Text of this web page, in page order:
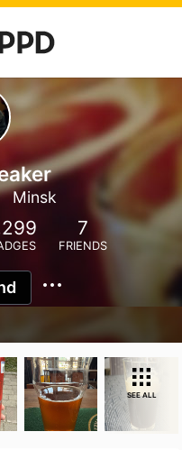
Minsk
7
FRIENDS
SEE ALL